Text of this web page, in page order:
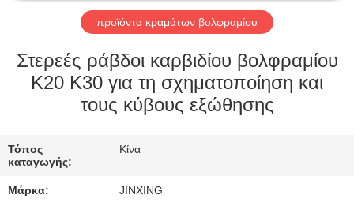
ΕΡΓΟΣΤΑΣΊΩΝ
ΜΑΣ
ΕΠΑΦΉ
ΜΕ
προϊόντα κραμάτων βολφραμίου
Στερεές ράβδοι καρβιδίου βολφραμίου
K20 K30 για τη σχηματοποίηση και
τους κύβους εξώθησης
Τόπος
καταγωγής:
Κίνα
Μάρκα: JINXING